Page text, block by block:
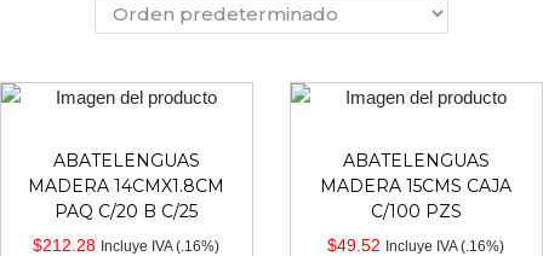
ABATELENGUAS
MADERA 14CMX1.8CM
PAQ C/20 B C/25
$212.28 Incluye IVA (.16%)
ABATELENGUAS
MADERA 15CMS CAJA
C/100 PZS
$49.52 Incluye IVA (.16%)